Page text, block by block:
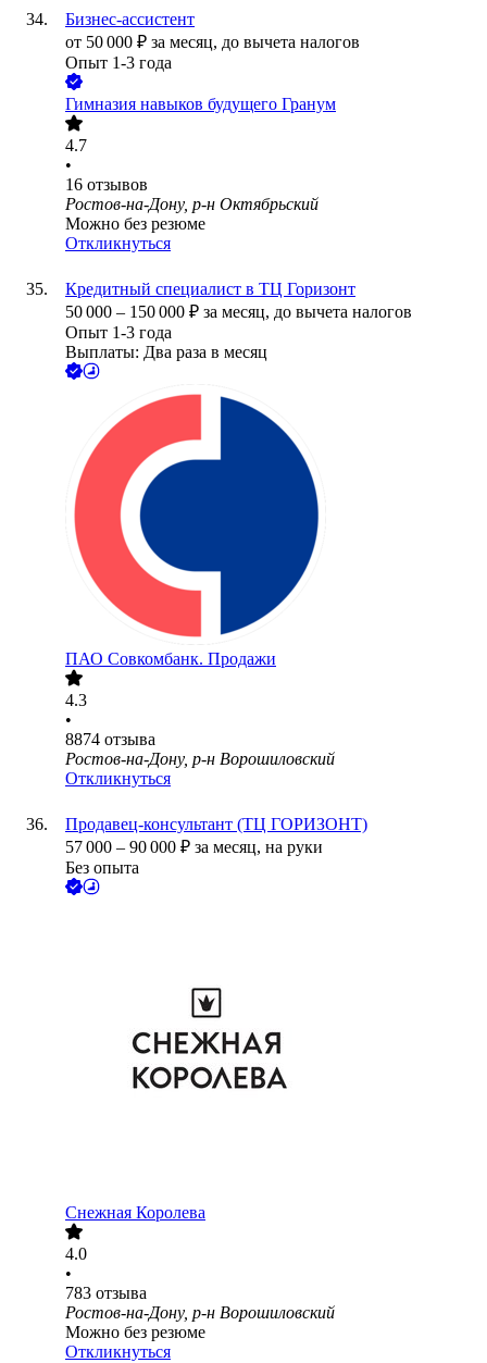
Бизнес-ассистент
от 50 000 ₽ за месяц, до вычета налогов
Опыт 1-3 года
Гимназия навыков будущего Гранум
4.7
•
16 отзывов
Ростов-на-Дону, р-н Октябрьский
Можно без резюме
Откликнуться
Кредитный специалист в ТЦ Горизонт
50 000 – 150 000 ₽ за месяц, до вычета налогов
Опыт 1-3 года
Выплаты: Два раза в месяц
ПАО Совкомбанк. Продажи
4.3
•
8874 отзыва
Ростов-на-Дону, р-н Ворошиловский
Откликнуться
Продавец-консультант (ТЦ ГОРИЗОНТ)
57 000 – 90 000 ₽ за месяц, на руки
Без опыта
Снежная Королева
4.0
•
783 отзыва
Ростов-на-Дону, р-н Ворошиловский
Можно без резюме
Откликнуться